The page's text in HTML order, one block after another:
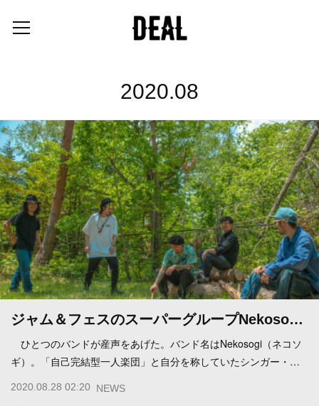
2020.08
ジャム＆フェスのスーパーグループNekoso…
ひとつのバンドが産声をあげた。バンド名はNekosogi（ネコソ
ギ）。「自己完結型一人楽団」と自分を称していたシンガー・…
2020.08.28 02:20 NEWS